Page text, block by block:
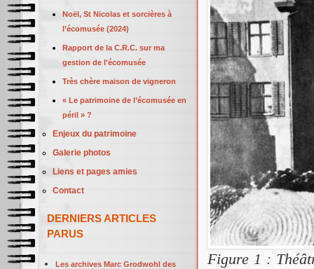
Figure 1 :
Noël, St Nicolas et sorcières à
l’écomusée (2024)
Rapport de la C.R.C. sur ma
gestion de l'écomusée
Très chère maison de vigneron
« Le patrimoine de l’écomusée en
péril » ?
Enjeux du patrimoine
Galerie photos
Liens et pages amies
Contact
DERNIERS ARTICLES
PARUS
Les archives Marc Grodwohl des